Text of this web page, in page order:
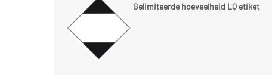
Gelimiteerde hoeveelheid LQ etiket